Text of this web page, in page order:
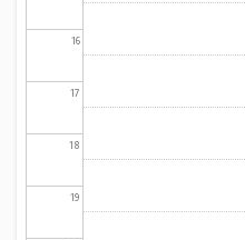
16
17
18
19